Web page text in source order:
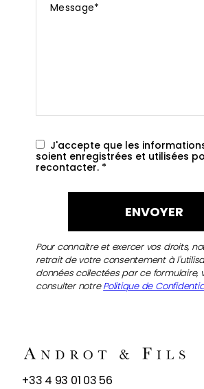
J'accepte que les
soient enregistrées et utilisées
recontacter. *
Pour connaître et exercer vos droits,
retrait de votre consentement à
données collectées par ce formulaire,
consulter notrePolitique de
NOUS
+33 4 93 01 03 56